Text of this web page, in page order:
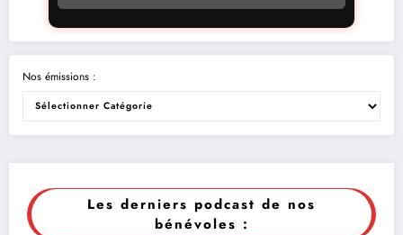
Nos émissions :
Les derniers podcast de nos
bénévoles :